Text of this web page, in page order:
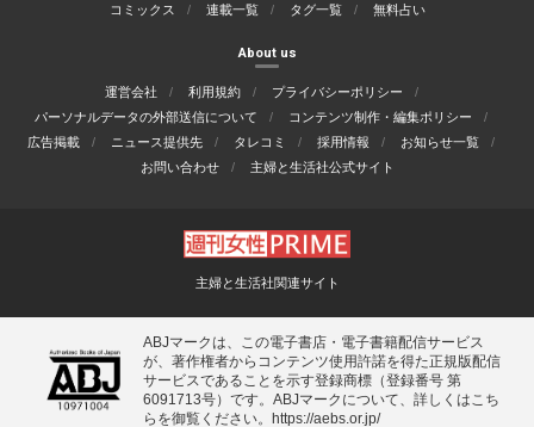
コミックス
連載一覧 タグ一覧 無料占い
About us
運営会社 利用規約
プライバシーポリシー
パーソナルデータの外部送信について
コンテンツ制作・編集ポリシー
広告掲載
ニュース提供先 タレコミ 採用情報
お知らせ一覧
お問い合わせ
主婦と生活社公式サイト
主婦と生活社関連サイト
ABJマークは、この電子書店・電子書籍配信サービス
が、著作権者からコンテンツ使用許諾を得た正規版配信
サービスであることを示す登録商標（登録番号 第
6091713号）です。ABJマークについて、詳しくはこち
らを御覧ください。 https://aebs.or.jp/